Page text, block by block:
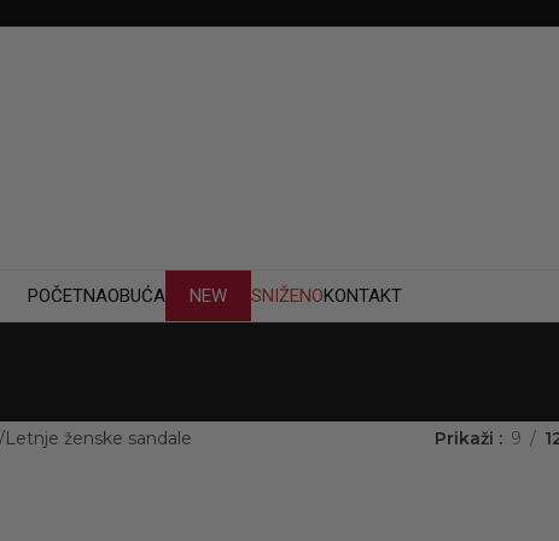
POČETNAOBUĆA NEW SNIŽENOKONTAKT
Letnje ženske sandale Prikaži 9